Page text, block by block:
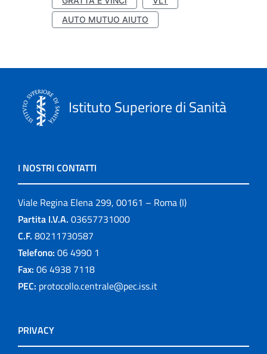
AUTO MUTUO AIUTO
Istituto Superiore di Sanità
I NOSTRI CONTATTI
Viale Regina Elena 299, 00161 – Roma (I)
Partita I.V.A. 03657731000
C.F. 80211730587
Telefono: 06 4990 1
Fax: 06 4938 7118
PEC: protocollo.centrale@pec.iss.it
PRIVACY